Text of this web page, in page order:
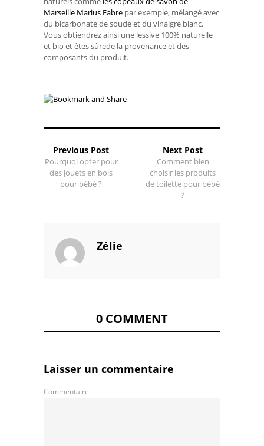
Marseille Marius Fabre par exemple, mélangé avec
du bicarbonate de soude et du vinaigre blanc.
Vous obtiendrez ainsi une lessive 100% naturelle
et bio et êtes sûrede la provenance et des
composants du produit.
Previous Post
Pourquoi opter pour
des jouets en bois
pour bébé ?
Next Post
Comment bien
choisir les produits
de toilette pour bébé
?
Zélie
0 COMMENT
Laisser un commentaire
Commentaire